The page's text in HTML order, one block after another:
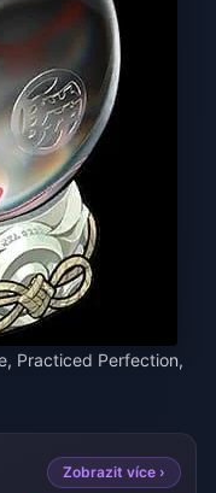
Practiced Perfection,
Zobrazit více ›